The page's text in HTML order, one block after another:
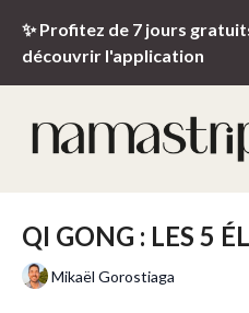
✨ Profitez de 7 jours
découvrir l'application
QI GONG : LES 5
Mikaël Gorostiaga